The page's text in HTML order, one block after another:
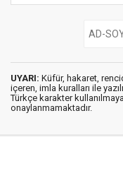
UYARI: Küfür, hakaret,
içeren, imla kuralları ile
Türkçe karakter
onaylanmamaktadır.